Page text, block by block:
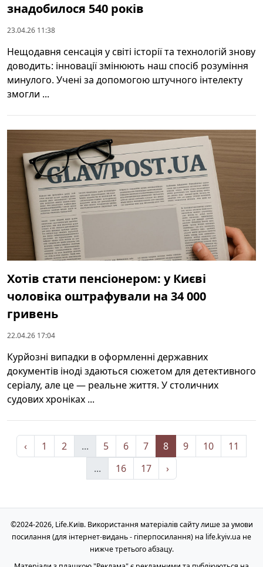
знадобилося 540 років
23.04.26 11:38
Нещодавня сенсація у світі історії та технологій знову
доводить: інновації змінюють наш спосіб розуміння
минулого. Учені за допомогою штучного інтелекту
змогли ...
Хотів стати пенсіонером: у Києві
чоловіка оштрафували на 34 000
гривень
22.04.26 17:04
Курйозні випадки в оформленні державних
документів іноді здаються сюжетом для детективного
серіалу, але це — реальне життя. У столичних
судових хроніках ...
‹ 1 2 ... 5 6 7 8 9 10
11
...
16 17 ›
©2024-2026, Life.Київ. Використання матеріалів сайту лише за умови
посилання (для інтернет-видань - гіперпосилання) на life.kyiv.ua не
нижче третього абзацу.